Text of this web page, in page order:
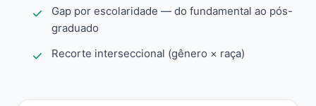
Gap por escolaridade — do fundamental ao pós-
graduado
Recorte interseccional (gênero × raça)